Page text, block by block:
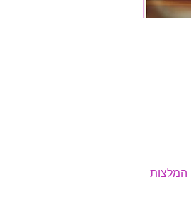
המלצות